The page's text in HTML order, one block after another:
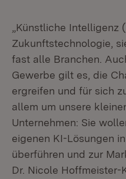
„Künstliche Intelligenz
Zukunftstechnologie,
fast alle Branchen.
Gewerbe gilt es, die
ergreifen und für sich
allem um unsere
Unternehmen: Sie
eigenen KI-Lösungen
überführen und zur
Dr. Nicole Hoffmeister-